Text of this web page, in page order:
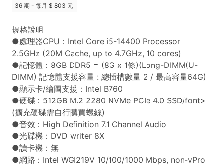
36 期 - 每月
803 元
規格說明
●處理器CPU：Intel Core i5-14400 Processor
2.5GHz (20M Cache, up to 4.7GHz, 10 cores)
●記憶體：8GB DDR5 = (8G x 1條)(Long-DIMM(U-
DIMM) 記憶體支援容量 : 總插槽數量 2 / 最高容量64G)
●顯示卡/繪圖支援：Intel B760
●硬碟：512GB M.2 2280 NVMe PCIe 4.0 SSD/font>
(擴充硬碟需自行購買螺絲)
●音效：High Definition 7.1 Channel Audio
●光碟機：DVD writer 8X
●讀卡機：無
●網路：Intel WGI219V 10/100/1000 Mbps, non-vPro